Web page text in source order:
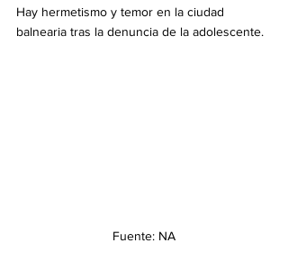
Hay hermetismo y temor en la ciudad
balnearia tras la denuncia de la adolescente.
Fuente: NA